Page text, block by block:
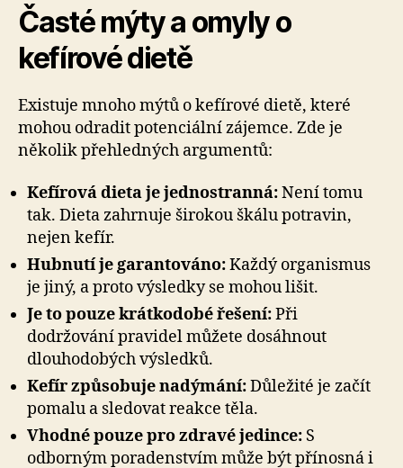
Časté mýty a omyly o
kefírové dietě
Existuje mnoho mýtů o kefírové dietě, které
mohou odradit potenciální zájemce. Zde je
několik přehledných argumentů:
Kefírová dieta je jednostranná:Není tomu
tak. Dieta zahrnuje širokou škálu potravin,
nejen kefír.
Hubnutí je garantováno:Každý organismus
je jiný, a proto výsledky se mohou lišit.
Je to pouze krátkodobé řešení:Při
dodržování pravidel můžete dosáhnout
dlouhodobých výsledků.
Kefír způsobuje nadýmání:Důležité je začít
pomalu a sledovat reakce těla.
Vhodné pouze pro zdravé jedince: S
odborným poradenstvím může být přínosná i